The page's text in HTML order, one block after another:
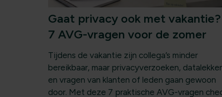
Gaat privacy ook met vakantie?
7 AVG-vragen voor de zomer
Tijdens de vakantie zijn collega’s minder
bereikbaar, maar privacyverzoeken,
en vragen van klanten of leden gaan gewoon
door. Met deze 7 praktische AVG-vragen